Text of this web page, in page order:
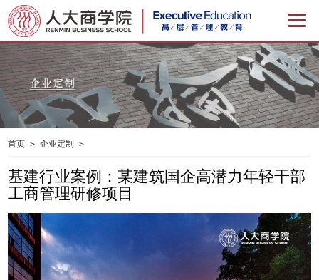
首页 > 企业定制 >
基建行业案例：某建筑国企高潜力年轻干部工商管理研修项目
基建行业案例：某建筑国企高潜力年轻干部
工商管理研修项目